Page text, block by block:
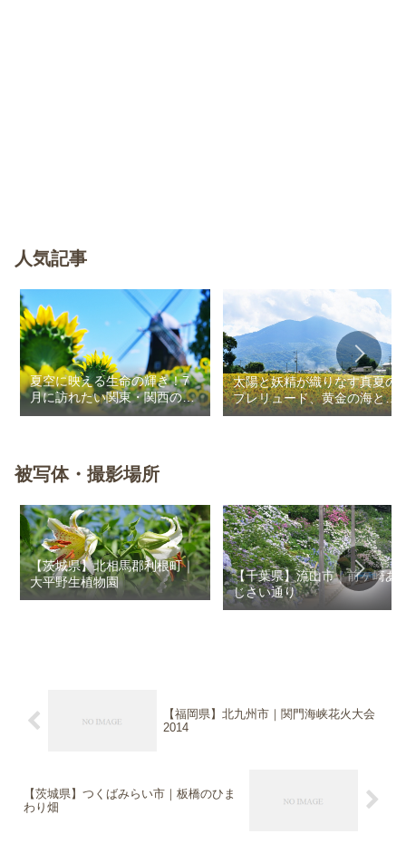
人気記事
夏空に映える生命の輝き！7
月に訪れたい関東・関西のお
花畑
太陽と妖精が織りなす真夏の
プレリュード、黄金の海と秘
密の朱色に出会う旅
被写体・撮影場所
【茨城県】北相馬郡利根町｜
大平野生植物園
【千葉県】流山市｜前ヶ崎あ
じさい通り
【福岡県】北九州市｜関門海峡花火大会
2014
【茨城県】つくばみらい市｜板橋のひま
わり畑